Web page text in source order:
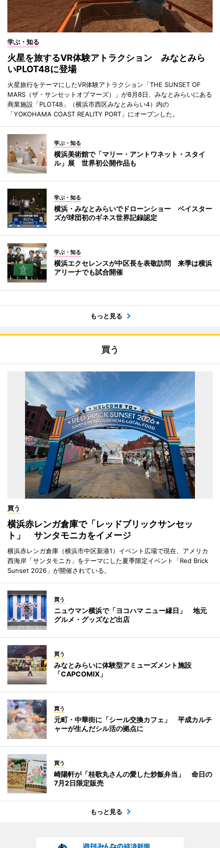
学ぶ・知る
火星を旅するVR体験アトラクション みなとみら
いPLOT48に登場
火星旅行をテーマにしたVR体験アトラクション「THE SUNSET OF
MARS（ザ・サンセットオブマーズ）」が8月8日、みなとみらいにある
商業施設「PLOT48」（横浜市西区みなとみらい4）内の
「YOKOHAMA COAST REALITY PORT」にオープンした。
学ぶ・知る
横浜美術館で「マリー・アントワネット・スタイ
ル」展 世界初公開作品も
学ぶ・知る
横浜・みなとみらいでドローンショー ベイスター
ズが球団初のギネス世界記録認定
学ぶ・知る
横浜エクセレンスが中区長を表敬訪問 来季は横浜
アリーナでも試合開催
もっと見る
買う
買う
横浜赤レンガ倉庫で「レッドブリックサンセッ
ト」 サンタモニカをイメージ
横浜赤レンガ倉庫（横浜市中区新港1）イベント広場で現在、アメリカ
西海岸「サンタモニカ」をテーマにした夏季限定イベント「Red Brick
Sunset 2026」が開催されている。
買う
ニュウマン横浜で「ヨコハマ ニュー縁日」 地元
グルメ・グッズなど出店
買う
みなとみらいに体験型アミューズメント施設
「CAPCOMIX」
買う
元町・中華街に「シール交換カフェ」 平成カルチ
ャーが生んだシル活の拠点に
買う
崎陽軒が「桂歌丸さんの愛した炒飯弁当」 命日の
7月2日限定販売
もっと見る